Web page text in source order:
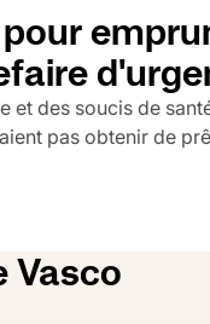
et des soucis de
pas obtenir de
Vasco